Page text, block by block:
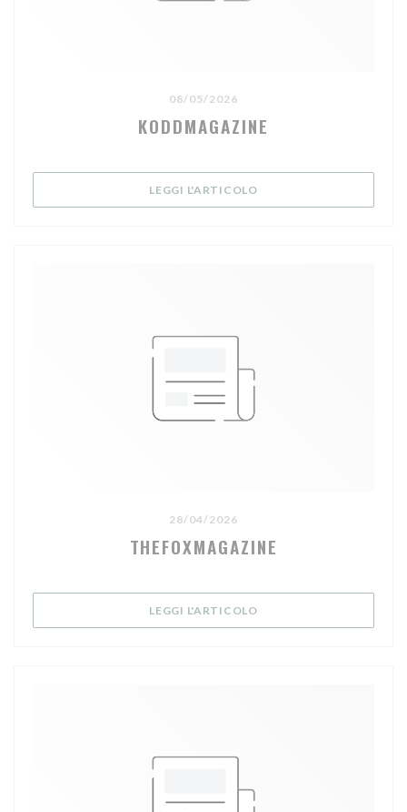
08/05/2026
KODDMAGAZINE
LEGGI L'ARTICOLO((APRE UNA NUOVA
28/04/2026
THEFOXMAGAZINE
LEGGI L'ARTICOLO((APRE UNA NUOVA